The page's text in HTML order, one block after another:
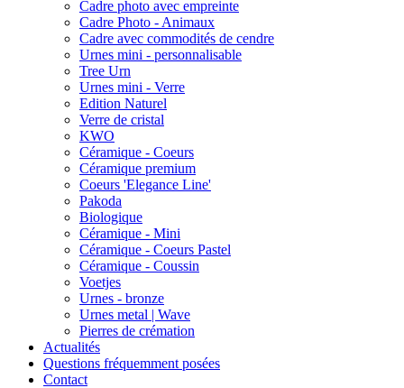
Cadre photo avec empreinte
Cadre Photo - Animaux
Cadre avec commodités de cendre
Urnes mini - personnalisable
Tree Urn
Urnes mini - Verre
Edition Naturel
Verre de cristal
KWO
Céramique - Coeurs
Céramique premium
Coeurs 'Elegance Line'
Pakoda
Biologique
Céramique - Mini
Céramique - Coeurs Pastel
Céramique - Coussin
Voetjes
Urnes - bronze
Urnes metal | Wave
Pierres de crémation
Actualités
Questions fréquemment posées
Contact